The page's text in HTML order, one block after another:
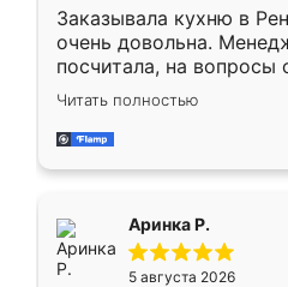
Заказывала кухню в
очень довольна.
посчитала, на вопросы
Замерщик приехал в
делу со всей
за день, ребята
Читать полностью
Аринка Р.
5 августа 2026